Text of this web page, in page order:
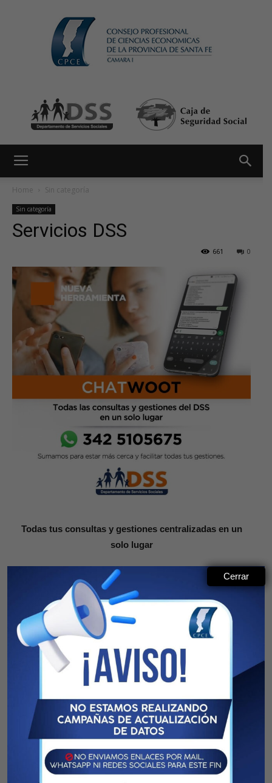
Home Sin categoría
Sin categoría
Servicios DSS
0
661
Todas tus consultas y gestiones centralizadas en un
solo lugar
Previous article
Departamento de Servicios
Registro de Personas
Contratos: Reglamento
General
CPCE-CGCE
Cerrar